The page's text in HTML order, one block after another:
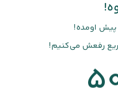
اومده!
رفعش می‌کنیم!